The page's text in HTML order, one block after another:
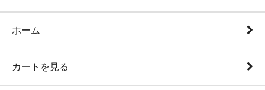
ホーム
カートを見る